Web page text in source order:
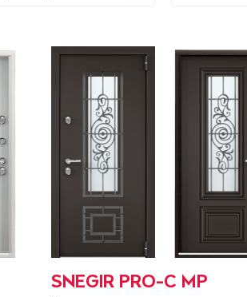
SNEGIR PRO-C MP